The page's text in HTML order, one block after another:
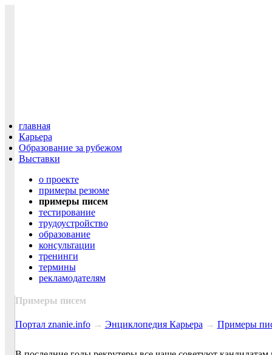
главная
Карьера
Образование за рубежом
Выставки
о проекте
примеры резюме
примеры писем
тестирование
трудоустройство
образование
консультации
тренинги
термины
рекламодателям
Примеры писем
Портал znanie.info→ Энциклопедия Карьера → Примеры